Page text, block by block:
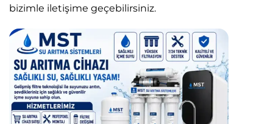
bizimle iletişime geçebilirsiniz.